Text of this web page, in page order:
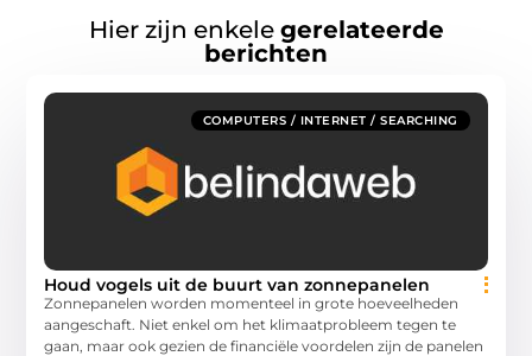
Hier zijn enkele gerelateerde
berichten
COMPUTERS / INTERNET / SEARCHING
Houd vogels uit de buurt van zonnepanelen
Zonnepanelen worden momenteel in grote hoeveelheden
aangeschaft. Niet enkel om het klimaatprobleem tegen te
gaan, maar ook gezien de financiële voordelen zijn de panelen